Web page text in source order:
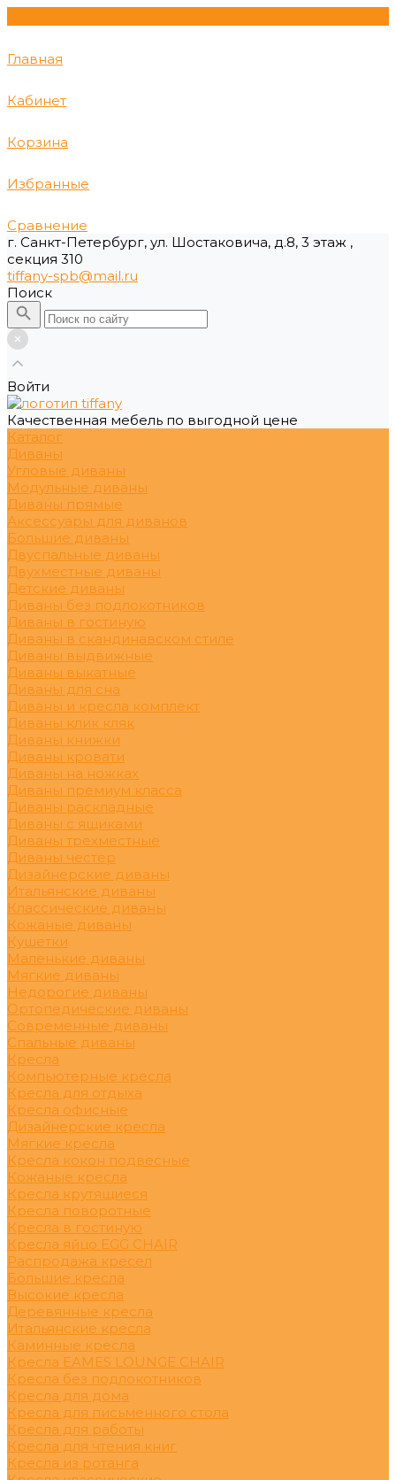
Главная
Кабинет
Корзина
Избранные
Сравнение
г. Санкт-Петербург, ул. Шостаковича, д.8, 3 этаж ,
секция 310
tiffany-spb@mail.ru
Поиск
Войти
Качественная мебель по выгодной цене
Каталог
Диваны
Угловые диваны
Модульные диваны
Диваны прямые
Аксессуары для диванов
Большие диваны
Двуспальные диваны
Двухместные диваны
Детские диваны
Диваны без подлокотников
Диваны в гостиную
Диваны в скандинавском стиле
Диваны выдвижные
Диваны выкатные
Диваны для сна
Диваны и кресла комплект
Диваны клик кляк
Диваны книжки
Диваны кровати
Диваны на ножках
Диваны премиум класса
Диваны раскладные
Диваны с ящиками
Диваны трехместные
Диваны честер
Дизайнерские диваны
Итальянские диваны
Классические диваны
Кожаные диваны
Кушетки
Маленькие диваны
Мягкие диваны
Недорогие диваны
Ортопедические диваны
Современные диваны
Спальные диваны
Кресла
Компьютерные кресла
Кресла для отдыха
Кресла офисные
Дизайнерские кресла
Мягкие кресла
Кресла кокон подвесные
Кожаные кресла
Кресла крутящиеся
Кресла поворотные
Кресла в гостиную
Кресла яйцо EGG CHAIR
Распродажа кресел
Большие кресла
Высокие кресла
Деревянные кресла
Итальянские кресла
Каминные кресла
Кресла EAMES LOUNGE CHAIR
Кресла без подлокотников
Кресла для дома
Кресла для письменного стола
Кресла для работы
Кресла для чтения книг
Кресла из ротанга